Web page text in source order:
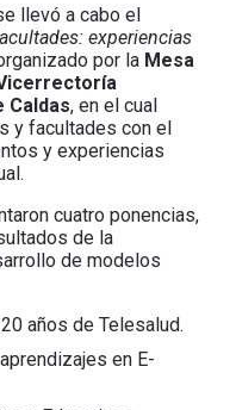
llevó a cabo el
experiencias
por la Mesa
Caldas, en el cual
y facultades con el
y experiencias
cuatro ponencias,
de la
de modelos
años de Telesalud.
en E-